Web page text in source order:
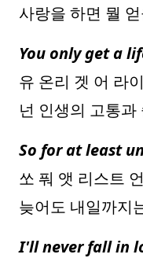
사랑을 하면 뭘
You only get a
유 온리 겟 어 라
넌 인생의 고통
So for at least
쏘 풔 앳 리스트
늦어도 내일까지
I'll never fall in